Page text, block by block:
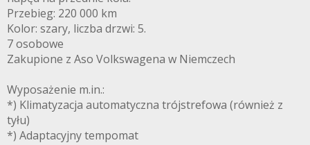
Przebieg: 220 000 km
Kolor: szary, liczba drzwi: 5.
7 osobowe
Zakupione z Aso Volkswagena w Niemczech
Wyposażenie m.in.:
*) Klimatyzacja automatyczna trójstrefowa (również z
tyłu)
*) Adaptacyjny tempomat